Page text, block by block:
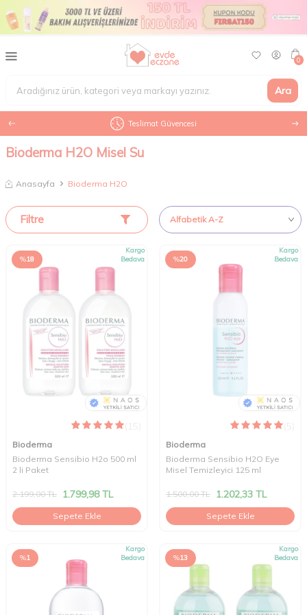
Ara
0
SKT Garantili Orijinal Ürünler
Bioderma H2O Misel Su
Anasayfa Bioderma H2O
Filtre
%18
Kargo
Bedava
Bioderma
Bioderma Sensibio H2o 500 ml
2 li Paket
2.199,00TL 1.799,98TL
Sepete Ekle
%20
Kargo
Bedava
Bioderma
Bioderma Sensibio H2O Eye
Misel Temizleyici 125 ml
1.500,00TL 1.202,33 TL
Sepete Ekle
%1
Kargo
Bedava
%13
Kargo
Bedava